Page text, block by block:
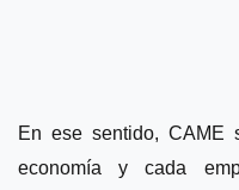
En ese sentido, CAME
economía y cada